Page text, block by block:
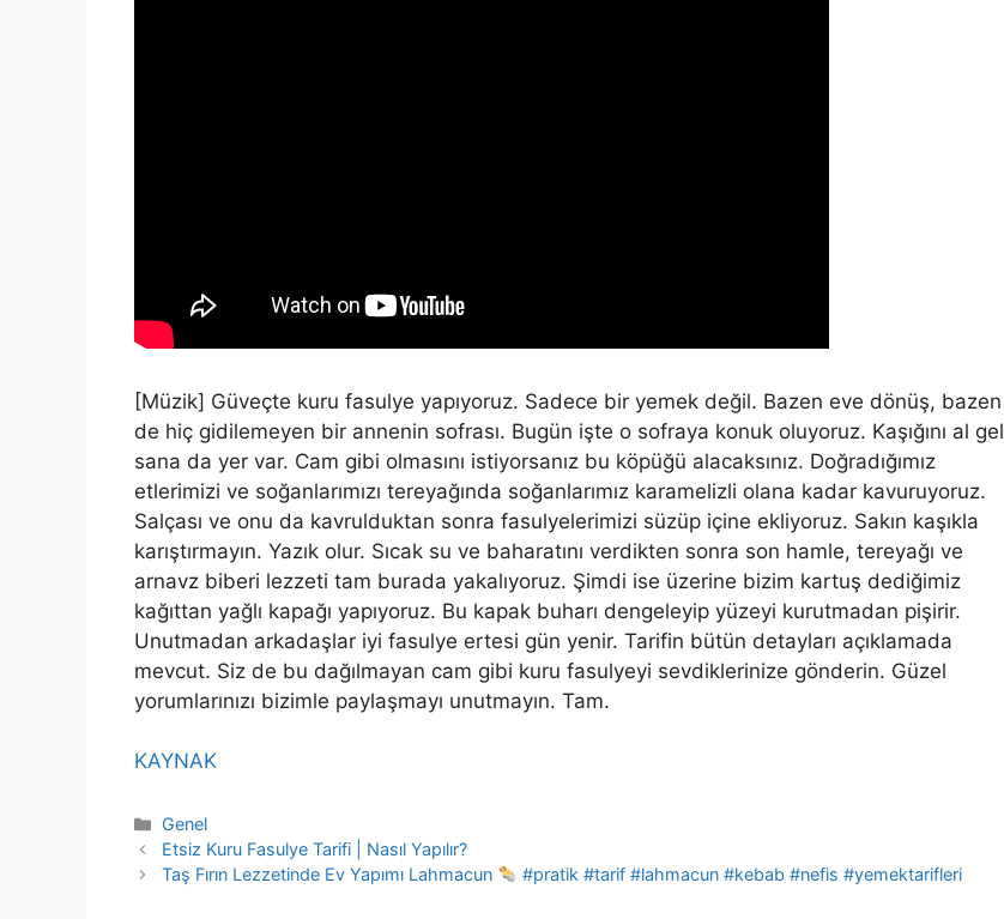
[Müzik] Güveçte kuru fasulye yapıyoruz. Sadece bir yemek değil. Bazen eve dönüş, bazen
de hiç gidilemeyen bir annenin sofrası. Bugün işte o sofraya konuk oluyoruz. Kaşığını al gel
sana da yer var. Cam gibi olmasını istiyorsanız bu köpüğü alacaksınız. Doğradığımız
etlerimizi ve soğanlarımızı tereyağında soğanlarımız karamelizli olana kadar kavuruyoruz.
Salçası ve onu da kavrulduktan sonra fasulyelerimizi süzüp içine ekliyoruz. Sakın kaşıkla
karıştırmayın. Yazık olur. Sıcak su ve baharatını verdikten sonra son hamle, tereyağı ve
arnavz biberi lezzeti tam burada yakalıyoruz. Şimdi ise üzerine bizim kartuş dediğimiz
kağıttan yağlı kapağı yapıyoruz. Bu kapak buharı dengeleyip yüzeyi kurutmadan pişirir.
Unutmadan arkadaşlar iyi fasulye ertesi gün yenir. Tarifin bütün detayları açıklamada
mevcut. Siz de bu dağılmayan cam gibi kuru fasulyeyi sevdiklerinize gönderin. Güzel
yorumlarınızı bizimle paylaşmayı unutmayın. Tam.
KAYNAK
Categories
Genel
Etsiz Kuru Fasulye Tarifi | Nasıl Yapılır?
Taş Fırın Lezzetinde Ev Yapımı Lahmacun
#pratik #tarif #lahmacun #kebab #nefis #yemektarifleri